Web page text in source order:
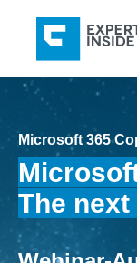
Microsoft 365
The